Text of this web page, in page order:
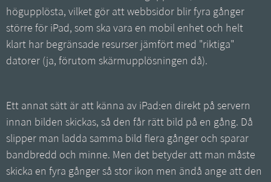
högupplösta, vilket gör att webbsidor blir fyra gånger
större för iPad, som ska vara en mobil enhet och helt
klart har begränsade resurser jämfört med "riktiga"
datorer (ja, förutom skärmupplösningen då).
Ett annat sätt är att känna av iPad:en direkt på servern
innan bilden skickas, så den får rätt bild på en gång. Då
slipper man ladda samma bild flera gånger och sparar
bandbredd och minne. Men det betyder att man måste
skicka en fyra gånger så stor ikon men ändå ange att den